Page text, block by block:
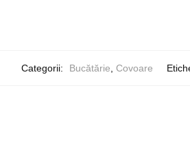
Categorii: Bucătărie Covoare